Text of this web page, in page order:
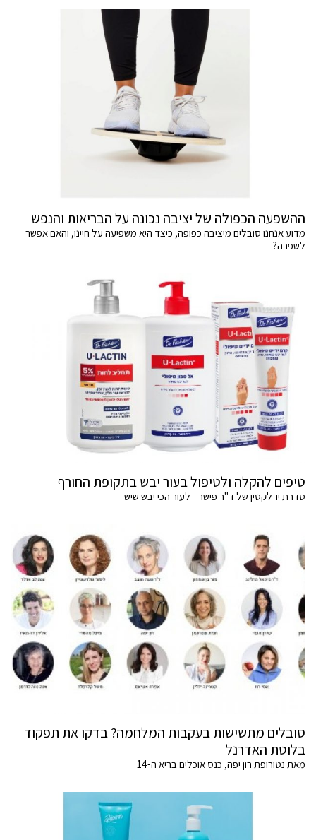
ההשפעה הכפולה של יציבה נכונה על הבריאות והנפש
מדוע אנחנו סובלים מיציבה כפופה, כיצד היא משפיעה על חיינו, והאם אפשר
לשפרה?
טיפים להקלה ולטיפול בעור יבש בתקופת החורף
סדרת יו-לקטין של ד"ר פישר - לעור הכי יבש שיש
סובלים מתשישות בעקבות המלחמה? בדקו את תפקוד
בלוטת האדרנל
מאת נטורופת רון יפה, כנס אוכלים בריא ה-14